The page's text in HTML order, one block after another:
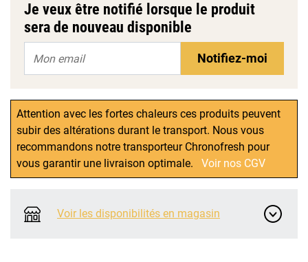
Je veux être notifié lorsque le produit
sera de nouveau disponible
Notifiez-moi
Attention avec les fortes chaleurs ces produits peuvent
subir des altérations durant le transport. Nous vous
recommandons notre transporteur Chronofresh pour
vous garantir une livraison optimale.
Voir nos CGV
Voir les disponibilités en magasin